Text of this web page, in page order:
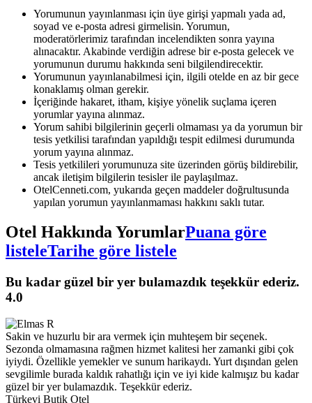
Yorumunun yayınlanması için üye girişi yapmalı yada ad,
soyad ve e-posta adresi girmelisin. Yorumun,
moderatörlerimiz tarafından incelendikten sonra yayına
alınacaktır. Akabinde verdiğin adrese bir e-posta gelecek ve
yorumunun durumu hakkında seni bilgilendirecektir.
Yorumunun yayınlanabilmesi için, ilgili otelde en az bir gece
konaklamış olman gerekir.
İçeriğinde hakaret, itham, kişiye yönelik suçlama içeren
yorumlar yayına alınmaz.
Yorum sahibi bilgilerinin geçerli olmaması ya da yorumun bir
tesis yetkilisi tarafından yapıldığı tespit edilmesi durumunda
yorum yayına alınmaz.
Tesis yetkilileri yorumunuza site üzerinden görüş bildirebilir,
ancak iletişim bilgilerin tesisler ile paylaşılmaz.
OtelCenneti.com, yukarıda geçen maddeler doğrultusunda
yapılan yorumun yayınlanmaması hakkını saklı tutar.
Otel Hakkında YorumlarPuana göre
listeleTarihe göre listele
Bu kadar güzel bir yer bulamazdık teşekkür ederiz.
4.0
Sakin ve huzurlu bir ara vermek için muhteşem bir seçenek.
Sezonda olmamasına rağmen hizmet kalitesi her zamanki gibi çok
iyiydi. Özellikle yemekler ve sunum harikaydı. Yurt dışından gelen
sevgilimle burada kaldık rahatlığı için ve iyi kide kalmışız bu kadar
güzel bir yer bulamazdık. Teşekkür ederiz.
Türkevi Butik Otel